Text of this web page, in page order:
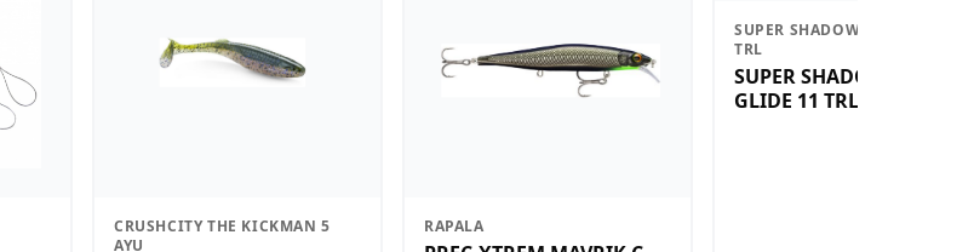
CRUSHCITY THE KICKMAN 5
AYU
RAPALA
SUPER SHADOW RAP GLIDE 11
TRL
SUPER SHADOW RAP
GLIDE 11 TRL